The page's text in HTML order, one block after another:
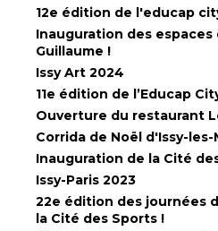
12e édition de l'educap
Inauguration des espaces
Guillaume !
Issy Art 2024
11e édition de l’Educap
Ouverture du restaurant
Corrida de Noël d'Issy-
Inauguration de la Cité
Issy-Paris 2023
22e édition des journées
la Cité des Sports !